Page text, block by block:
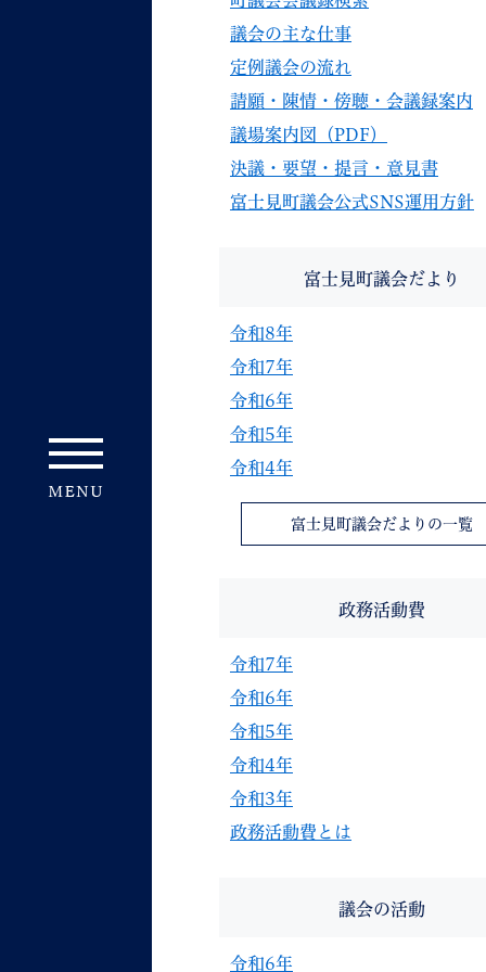
議会の主な仕事
定例議会の流れ
請願・陳情・傍聴・会議録案内
議場案内図（PDF）
決議・要望・提言・意見書
富士見町議会公式SNS運用方針
富士見町議会だより
令和8年
令和7年
令和6年
令和5年
令和4年
富士見町議会だよりの一覧
政務活動費
令和7年
令和6年
令和5年
令和4年
令和3年
政務活動費とは
議会の活動
令和6年